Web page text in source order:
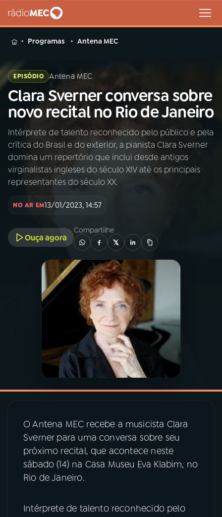
MENU
Buscar
na
Rádio
MEC
Buscar
Início AO VIVO
01INÍCIO
03PROGRAMAÇÃO
PROGRAMAS
VIDEOCASTS
ÚLTIMAS
ACOMPANHE A RÁDIO MEC
YouTube Facebook
TikTok
Programas Antena MEC
EPISÓDIO Antena MEC
Clara Sverner conversa sobre
novo recital no Rio de Janeiro
Intérprete de talento reconhecido pelo público e pela
crítica do Brasil e do exterior, a pianista Clara Sverner
domina um repertório que inclui desde antigos
virginalistas ingleses do século XIV até os principais
representantes do século XX.
NO AR EM13/01/2023, 14:57
Ouça agora
Compartilhe
O Antena MEC recebe a musicista Clara
Sverner para uma conversa sobre seu
próximo recital, que acontece neste
sábado (14) na Casa Museu Eva Klabim, no
Rio de Janeiro.
Intérprete de talento reconhecido pelo